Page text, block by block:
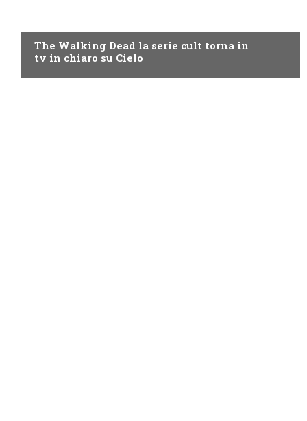
The Walking Dead la serie cult torna in
tv in chiaro su Cielo